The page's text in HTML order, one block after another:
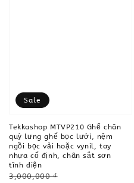
Sale
Tekkashop MTVP210 Ghế chân
quỳ lưng ghế bọc lưới, nệm
ngồi bọc vải hoặc vynil, tay
nhựa cố định, chân sắt sơn
tĩnh điện
Regular
3,000,000 ₫